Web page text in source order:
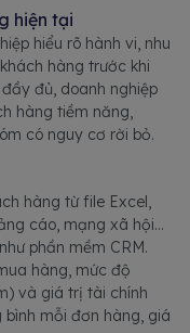
hiện tại
hiểu rõ hành vi, nhu
hàng trước khi
đủ, doanh nghiệp
hàng tiềm năng,
có nguy cơ rời bỏ.
hàng từ file Excel,
cáo, mạng xã hội…
phần mềm CRM.
hàng, mức độ
và giá trị tài chính
mỗi đơn hàng, giá